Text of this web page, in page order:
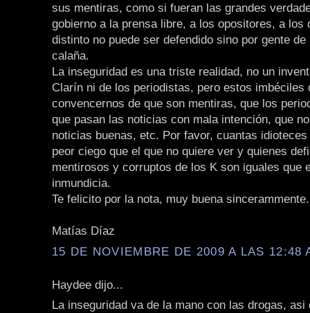
sus mentiras, como si fueran las grandes
gobierno a la prensa libre, a los opositores, a los
distinto no puede ser defendido sino por gente
calaña.
La inseguridad es una triste realidad, no un
Clarín ni de los periodistas, pero estos imbéciles
convencernos de que son mentiras, que los
que pasan las noticias con mala intención, que
noticias buenas, etc. Por favor, cuantas
peor ciego que el que no quiere ver y quienes
mentirosos y corruptos de los K son iguales que
inmundicia.
Te felicito por la nota, muy buena sincerammente.
Matías Díaz
15 DE NOVIEMBRE DE 2009 A LAS 12:48
Haydee dijo...
La inseguridad va de la mano con las drogas, asi